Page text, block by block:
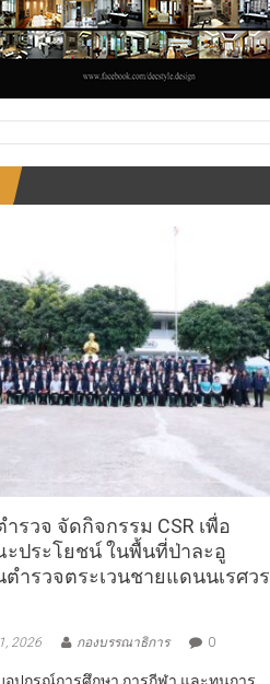
รวจ จัดกิจกรรม CSR เพื่อ
ประโยชน์ ในพื้นที่ป่าละอู
ตำรวจตระเวนชายแดนนเรศวร
2026 กองบรรณาธิการ 0
อุปกรณ์การศึกษา,การกีฬา และทุนการ